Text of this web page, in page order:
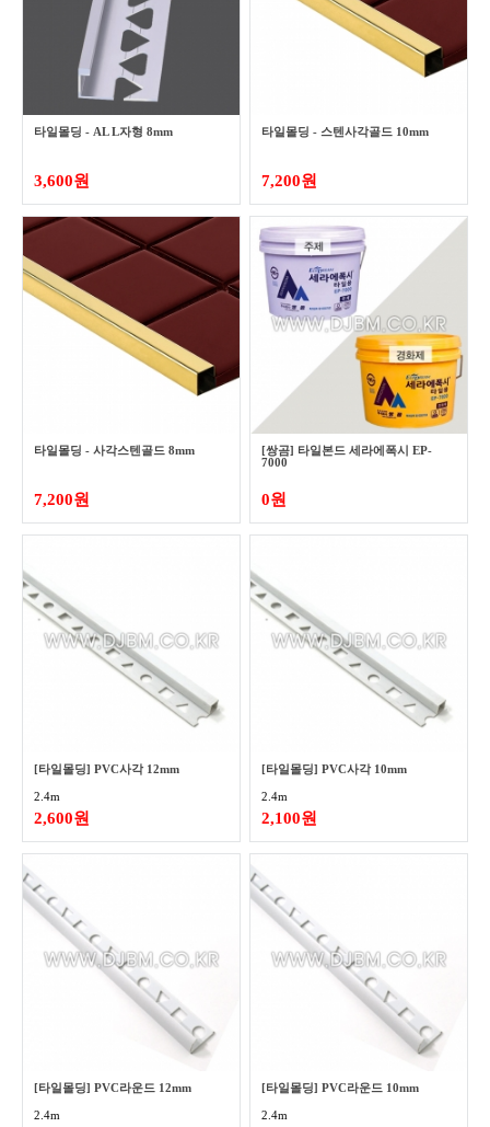
타일몰딩 - AL L자형 8mm
3,600원
타일몰딩 - 스텐사각골드 10mm
7,200원
타일몰딩 - 사각스텐골드 8mm
7,200원
[쌍곰] 타일본드 세라에폭시 EP-
7000
0원
[타일몰딩] PVC사각 12mm
2.4m
2,600원
[타일몰딩] PVC사각 10mm
2.4m
2,100원
[타일몰딩] PVC라운드 12mm
2.4m
[타일몰딩] PVC라운드 10mm
2.4m